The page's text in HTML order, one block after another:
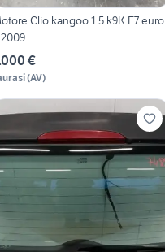
Clio kangoo 1.5 k9K E7 euro
€
(AV)